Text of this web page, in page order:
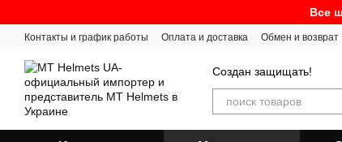
Все
Контакты и график работы Оплата и доставка Обмен и возврат
Создан защищать!